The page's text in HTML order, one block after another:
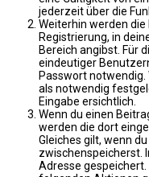
jederzeit über die
Weiterhin werden
Registrierung, in
Bereich angibst. Für
eindeutiger
Passwort
als notwendig
Eingabe ersichtlich.
Wenn du einen
werden die dort
Gleiches gilt, wenn
zwischenspeicherst.
Adresse